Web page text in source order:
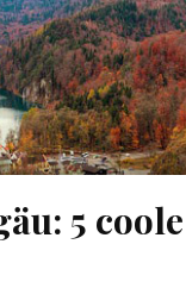
5